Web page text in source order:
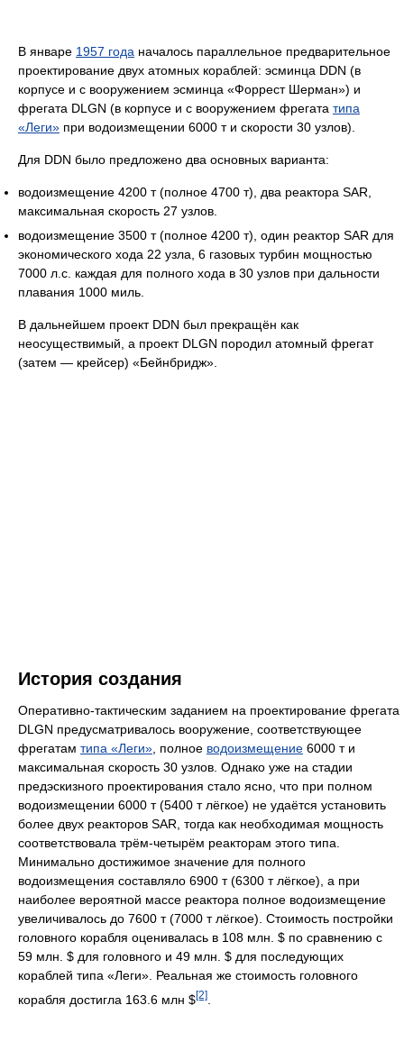
В январе 1957 года началось параллельное предварительное
проектирование двух атомных кораблей: эсминца DDN (в
корпусе и с вооружением эсминца «Форрест Шерман») и
фрегата DLGN (в корпусе и с вооружением фрегата типа
«Леги» при водоизмещении 6000 т и скорости 30 узлов).
Для DDN было предложено два основных варианта:
водоизмещение 4200 т (полное 4700 т), два реактора SAR,
максимальная скорость 27 узлов.
водоизмещение 3500 т (полное 4200 т), один реактор SAR для
экономического хода 22 узла, 6 газовых турбин мощностью
7000 л.с. каждая для полного хода в 30 узлов при дальности
плавания 1000 миль.
В дальнейшем проект DDN был прекращён как
неосуществимый, а проект DLGN породил атомный фрегат
(затем — крейсер) «Бейнбридж».
История создания
Оперативно-тактическим заданием на проектирование фрегата
DLGN предусматривалось вооружение, соответствующее
фрегатам типа «Леги» , полное водоизмещение 6000 т и
максимальная скорость 30 узлов. Однако уже на стадии
предэскизного проектирования стало ясно, что при полном
водоизмещении 6000 т (5400 т лёгкое) не удаётся установить
более двух реакторов SAR, тогда как необходимая мощность
соответствовала трём-четырём реакторам этого типа.
Минимально достижимое значение для полного
водоизмещения составляло 6900 т (6300 т лёгкое), а при
наиболее вероятной массе реактора полное водоизмещение
увеличивалось до 7600 т (7000 т лёгкое). Стоимость постройки
головного корабля оценивалась в 108 млн. $ по сравнению с
59 млн. $ для головного и 49 млн. $ для последующих
кораблей типа «Леги». Реальная же стоимость головного
корабля достигла 163.6 млн $[2]